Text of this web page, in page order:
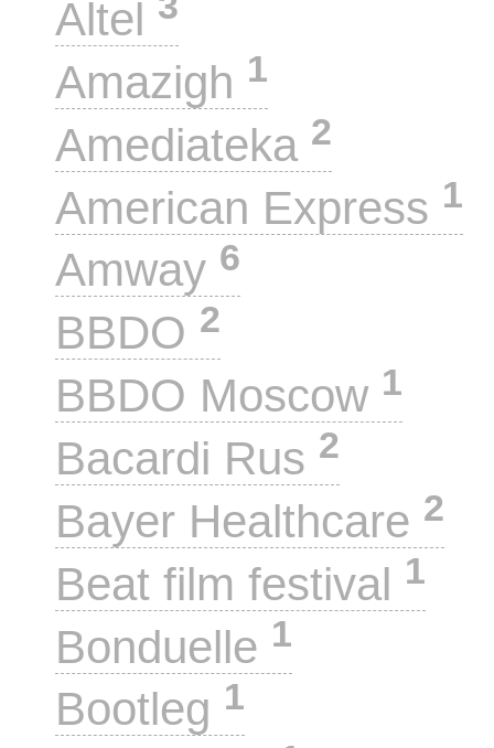
Altel
Amazigh 1
Amediateka 2
American Express 1
Amway 6
BBDO 2
BBDO Moscow 1
Bacardi Rus 2
Bayer Healthcare 2
Beat film festival 1
Bonduelle 1
Bootleg 1